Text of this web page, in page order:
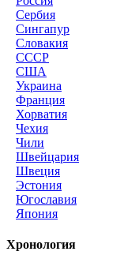
Сербия
Сингапур
Словакия
СССР
США
Украина
Франция
Хорватия
Чехия
Чили
Швейцария
Швеция
Эстония
Югославия
Япония
Хронология